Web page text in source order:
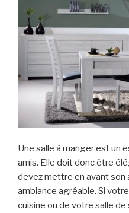
Une salle à manger est un
amis. Elle doit donc être
devez mettre en avant son
ambiance agréable. Si
cuisine ou de votre salle de